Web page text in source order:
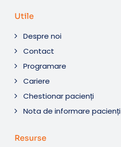
Utile
Despre noi
Contact
Programare
Cariere
Chestionar pacienți
Nota de informare pacienți
Resurse